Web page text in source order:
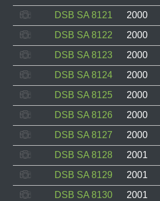
DSB SA 8121
2000
DSB SA 8122
2000
DSB SA 8123
2000
DSB SA 8124
2000
DSB SA 8125
2000
DSB SA 8126
2000
DSB SA 8127
2000
DSB SA 8128
2001
DSB SA 8129
2001
DSB SA 8130
2001